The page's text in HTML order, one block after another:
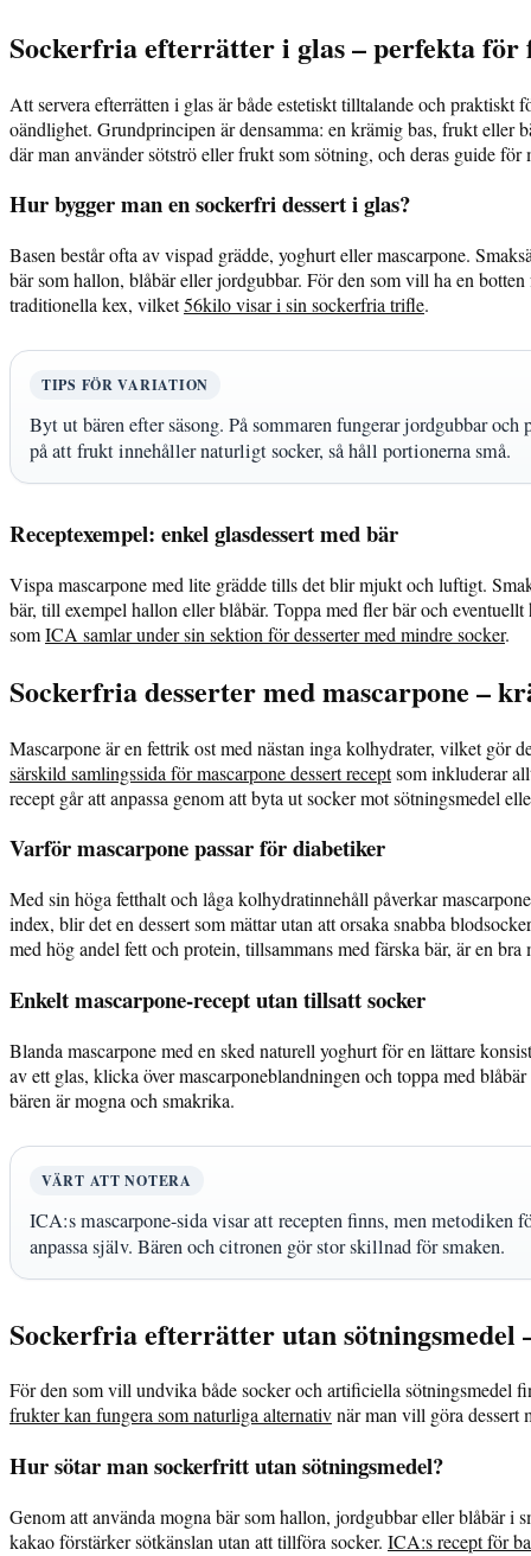
Sockerfria efterrätter i glas – perfekta för
Att servera efterrätten i glas är både estetiskt tilltalande och
oändlighet. Grundprincipen är densamma: en krämig bas, frukt eller
där man använder sötströ eller frukt som sötning, och deras guide
Hur bygger man en sockerfri dessert i glas?
Basen består ofta av vispad grädde, yoghurt eller mascarpone.
bär som hallon, blåbär eller jordgubbar. För den som vill ha en
traditionella kex, vilket56kilo visar i sin sockerfria trifle.
TIPS FÖR VARIATION
Byt ut bären efter säsong. På sommaren fungerar jordgubbar
på att frukt innehåller naturligt socker, så håll portionerna små.
Receptexempel: enkel glasdessert med bär
Vispa mascarpone med lite grädde tills det blir mjukt och luftigt.
bär, till exempel hallon eller blåbär. Toppa med fler bär och
somICA samlar under sin sektion för desserter med mindre socker.
Sockerfria desserter med mascarpone –
Mascarpone är en fettrik ost med nästan inga kolhydrater, vilket
särskild samlingssida för mascarpone dessert receptsom inkluderar
recept går att anpassa genom att byta ut socker mot sötningsmedel
Varför mascarpone passar för diabetiker
Med sin höga fetthalt och låga kolhydratinnehåll påverkar
index, blir det en dessert som mättar utan att orsaka snabba
med hög andel fett och protein, tillsammans med färska bär, är en bra
Enkelt mascarpone-recept utan tillsatt socker
Blanda mascarpone med en sked naturell yoghurt för en lättare
av ett glas, klicka över mascarponeblandningen och toppa med
bären är mogna och smakrika.
VÄRT ATT NOTERA
ICA:s mascarpone-sida visar att recepten finns, men metodiken
anpassa själv. Bären och citronen gör stor skillnad för smaken.
Sockerfria efterrätter utan
För den som vill undvika både socker och artificiella sötningsmedel
frukter kan fungera som naturliga alternativnär man vill göra dessert
Hur sötar man sockerfritt utan sötningsmedel?
Genom att använda mogna bär som hallon, jordgubbar eller blåbär i
kakao förstärker sötkänslan utan att tillföra socker. ICA:s recept för